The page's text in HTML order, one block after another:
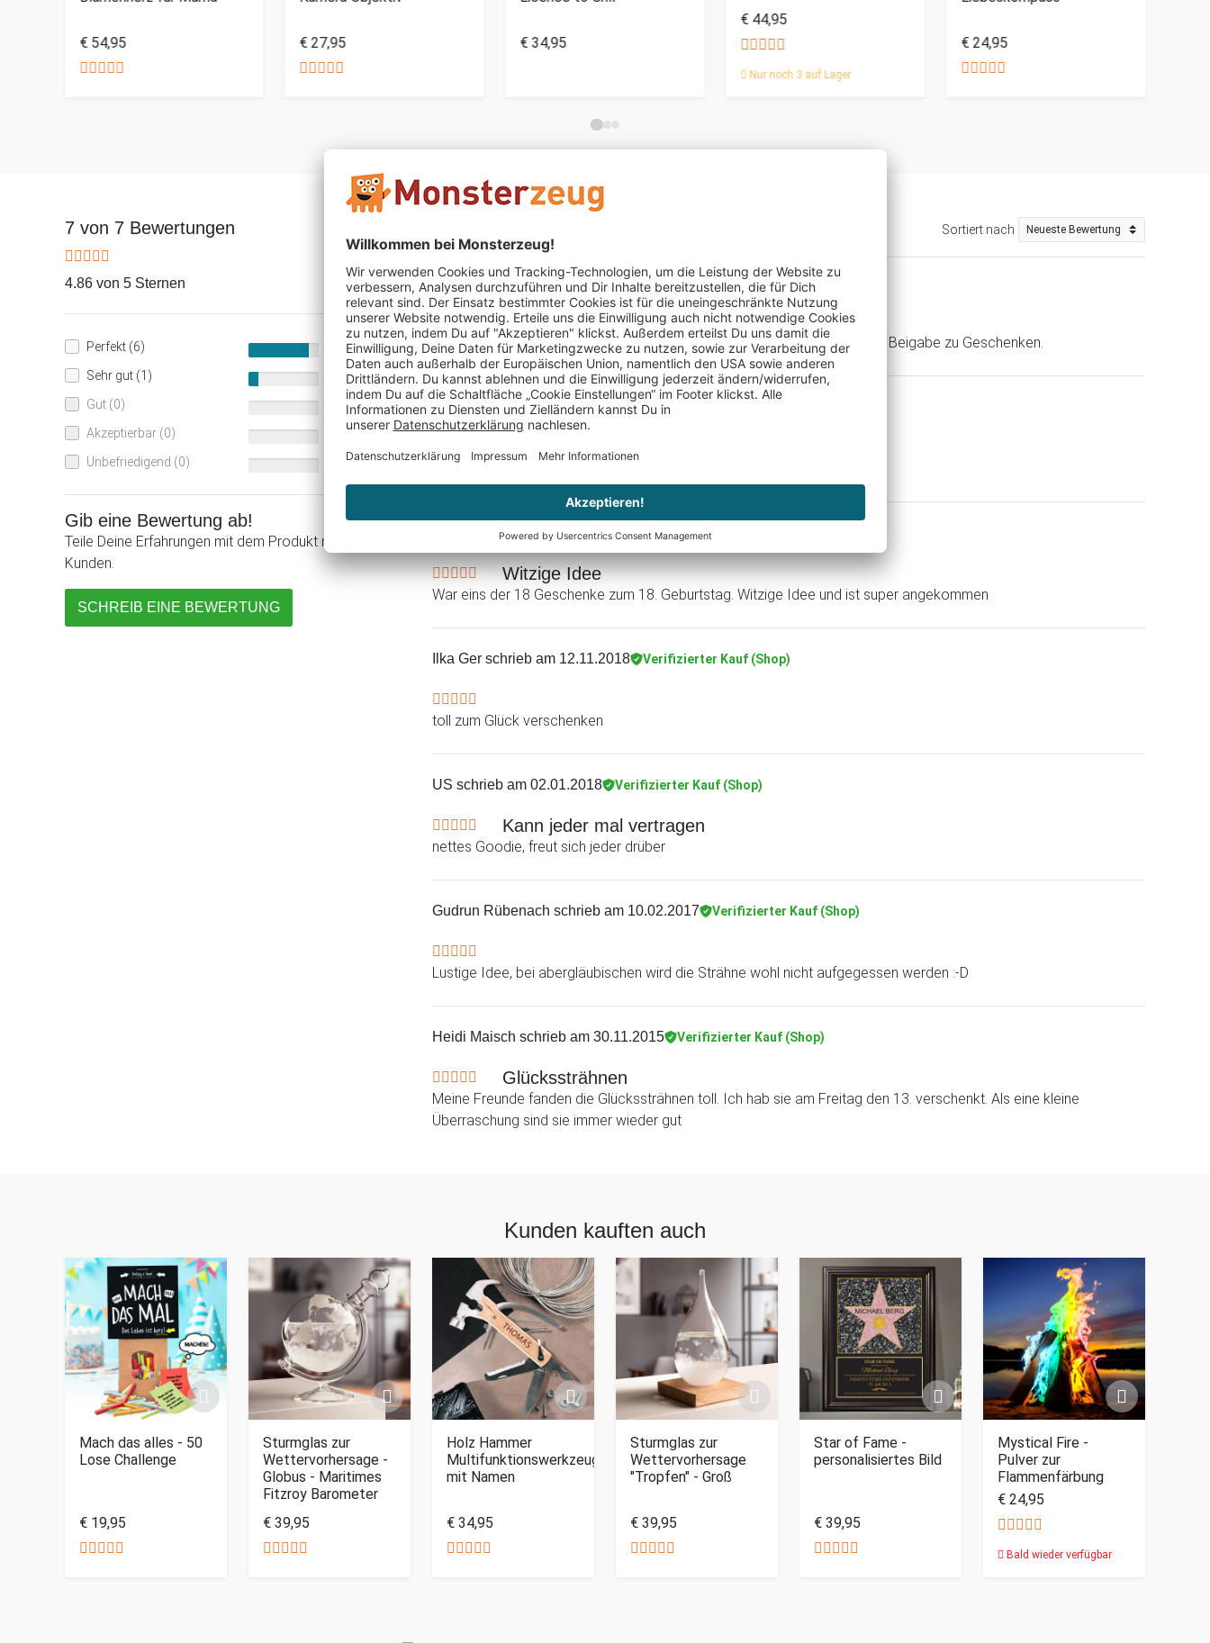
€ 54,95 € 27,95 € 34,95
€ 44,95
Nur noch 3 auf Lager
€ 24,95
7 von 7 Bewertungen
4.86 von 5 Sternen
Perfekt (6)
86%
Sehr gut (1)
14%
Gut (0)
0%
Akzeptierbar (0)
Unbefriedigend (0)
Gib eine Bewertung ab!
Teile Deine Erfahrungen mit dem Produkt mit anderen
Kunden.
SCHREIB EINE BEWERTUNG
Sortiert nach
Angelika Lissogschrieb am 27.07.2020 Verifizierter Kauf (Shop)
Etwas teuer für die geringe Menge, aber ansonsten sehr gut geeignet als Beigabe zu Geschenken.
Bernd Wienrichschrieb am 28.03.2020
Susan Conradischrieb am 09.08.2019 Verifizierter Kauf (Shop)
Witzige Idee
War eins der 18 Geschenke zum 18. Geburtstag. Witzige Idee und ist super angekommen
Ilka Ger schrieb am 12.11.2018 Verifizierter Kauf (Shop)
toll zum Glück verschenken
US schrieb am 02.01.2018 Verifizierter Kauf (Shop)
Kann jeder mal vertragen
nettes Goodie, freut sich jeder drüber
Gudrun Rübenach schrieb am 10.02.2017 Verifizierter Kauf (Shop)
Lustige Idee, bei abergläubischen wird die Strähne wohl nicht aufgegessen werden :-D
Heidi Maisch schrieb am 30.11.2015 Verifizierter Kauf (Shop)
Glückssträhnen
Meine Freunde fanden die Glückssträhnen toll. Ich hab sie am Freitag den 13. verschenkt. Als eine kleine
Überraschung sind sie immer wieder gut
Kunden kauften auch
Mach das alles - 50
Lose Challenge
€ 19,95
Sturmglas zur
Wettervorhersage -
Globus - Maritimes
Fitzroy Barometer
€ 39,95
Holz Hammer
Multifunktionswerkzeug
mit Namen
€ 34,95
Sturmglas zur
Wettervorhersage
"Tropfen" - Groß
€ 39,95
Star of Fame -
personalisiertes Bild
€ 39,95
Mystical Fire -
Pulver zur
Flammenfärbung
€ 24,95
Bald wieder verfügbar